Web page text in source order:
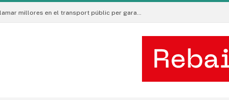
La Seu d’Urgell torna a reclamar millores en el transport públic per garantir l’equitat territorial